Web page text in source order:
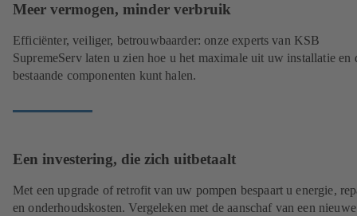
Meer vermogen, minder verbruik
Efficiënter, veiliger, betrouwbaarder: onze experts van KSB
SupremeServ laten u zien hoe u het maximale uit uw installatie en
bestaande componenten kunt halen.
Een investering, die zich uitbetaalt
Met een upgrade of retrofit van uw pompen bespaart u energie,
en onderhoudskosten. Vergeleken met de aanschaf van een nieuwe